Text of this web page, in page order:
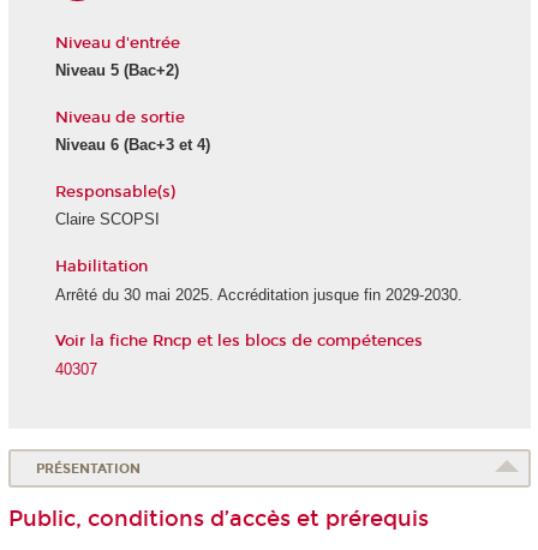
Niveau d'entrée
Niveau 5(Bac+2)
Niveau de sortie
Niveau 6(Bac+3 et 4)
Responsable(s)
Claire SCOPSI
Habilitation
Arrêté du 30 mai 2025. Accréditation jusque fin 2029-2030.
Voir la fiche Rncp et les blocs de compétences
40307
PRÉSENTATION
Public, conditions d’accès et prérequis